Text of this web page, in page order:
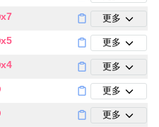
x7 更多
x5 更多
x4 更多
更多
更多